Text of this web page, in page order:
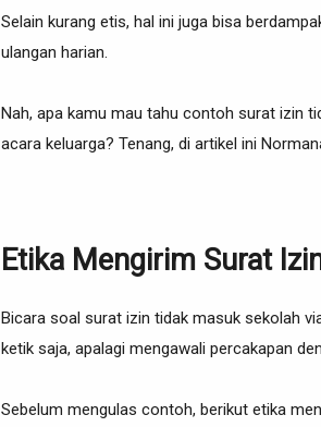
Selain kurang etis, hal ini juga bisa
ulangan harian.
Nah, apa kamu mau tahu contoh surat izin
acara keluarga? Tenang, di artikel ini
Etika Mengirim Surat
Bicara soal surat izin tidak masuk sekolah
ketik saja, apalagi mengawali percakapan
Sebelum mengulas contoh, berikut etika